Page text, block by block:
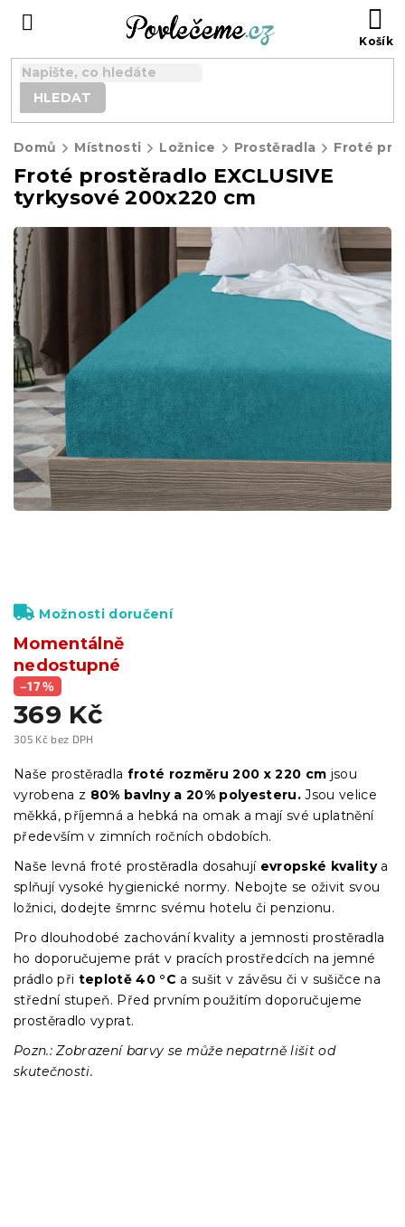
HLEDAT
Domů Místnosti Ložnice Prostěradla
Froté prostěradlo EXCLUSIVE
tyrkysové 200x220 cm
–17 %
369 Kč
305 Kč bez DPH
cena:
Momentálně
nedostupné
Možnosti doručení
Naše prostěradla froté rozměru 200 x 220 cm jsou
vyrobena z 80% bavlny a 20% polyesteru. Jsou velice
měkká, příjemná a hebká na omak a mají své uplatnění
především v zimních ročních obdobích.
Naše levná froté prostěradla dosahujíevropské kvalitya
splňují vysoké hygienické normy. Nebojte se oživit svou
ložnici, dodejte šmrnc svému hotelu či penzionu.
Pro dlouhodobé zachování kvality a jemnosti prostěradla
ho doporučujeme prát v pracích prostředcích na jemné
prádlo při teplotě 40 °C a sušit v závěsu či v sušičce na
střední stupeň. Před prvním použitím doporučujeme
prostěradlo vyprat.
Pozn.: Zobrazení barvy se může nepatrně lišit od
skutečnosti.